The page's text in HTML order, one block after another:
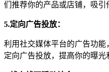
们推荐你的产品或店铺，吸引
5.定向广告投放：
利用社交媒体平台的广告功
定向广告投放，提高你的曝光